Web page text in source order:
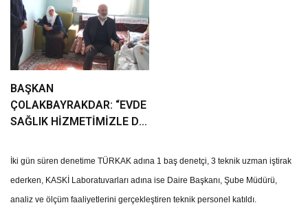
BAŞKAN
ÇOLAKBAYRAKDAR: “EVDE
SAĞLIK HİZMETİMİZLE DE
DOKUNUYORUZ”
İki gün süren denetime TÜRKAK adına 1 baş denetçi, 3 teknik uzman iştirak
ederken, KASKİ Laboratuvarları adına ise Daire Başkanı, Şube Müdürü,
analiz ve ölçüm faaliyetlerini gerçekleştiren teknik personel katıldı.